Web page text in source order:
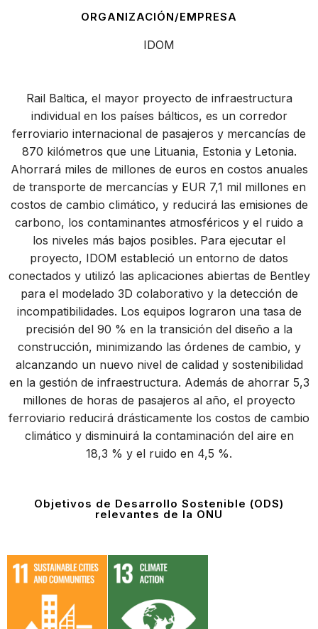
ORGANIZACIÓN/EMPRESA
IDOM
Rail Baltica, el mayor proyecto de infraestructura
individual en los países bálticos, es un corredor
ferroviario internacional de pasajeros y mercancías de
870 kilómetros que une Lituania, Estonia y Letonia.
Ahorrará miles de millones de euros en costos anuales
de transporte de mercancías y EUR 7,1 mil millones en
costos de cambio climático, y reducirá las emisiones de
carbono, los contaminantes atmosféricos y el ruido a
los niveles más bajos posibles. Para ejecutar el
proyecto, IDOM estableció un entorno de datos
conectados y utilizó las aplicaciones abiertas de Bentley
para el modelado 3D colaborativo y la detección de
incompatibilidades. Los equipos lograron una tasa de
precisión del 90 % en la transición del diseño a la
construcción, minimizando las órdenes de cambio, y
alcanzando un nuevo nivel de calidad y sostenibilidad
en la gestión de infraestructura. Además de ahorrar 5,3
millones de horas de pasajeros al año, el proyecto
ferroviario reducirá drásticamente los costos de cambio
climático y disminuirá la contaminación del aire en
18,3 % y el ruido en 4,5 %.
Objetivos de Desarrollo Sostenible (ODS)
relevantes de la ONU